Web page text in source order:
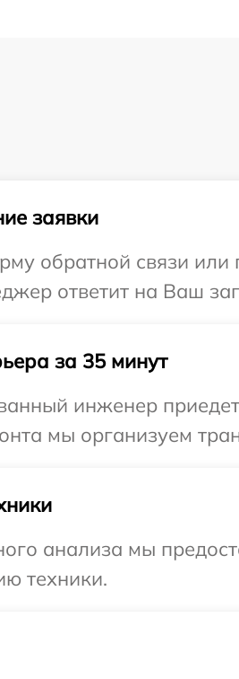
заявки
обратной связи или
ответит на Ваш
за 35 минут
инженер приедет
мы организуем
анализа мы
техники.